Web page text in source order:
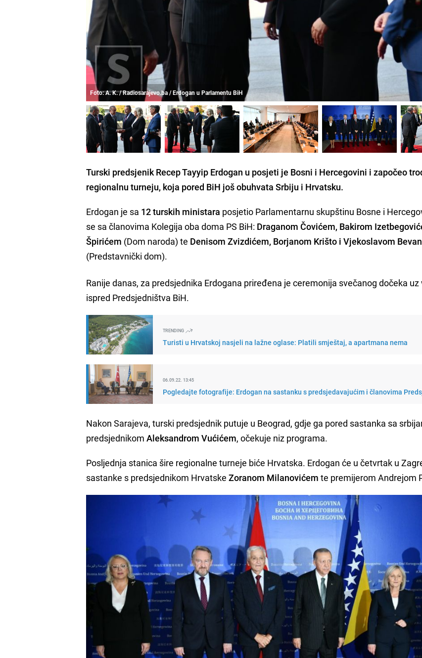
Foto: A. K. / Radiosarajevo.ba / Erdogan u Parlamentu BiH
Turski predsjenik Recep Tayyip Erdogan u posjeti je Bosni i Hercegovini i započeo
regionalnu turneju, koja pored BiH još obuhvata Srbiju i Hrvatsku.
Erdogan je sa 12 turskih ministara posjetio Parlamentarnu skupštinu Bosne i
se sa članovima Kolegija oba doma PS BiH: Draganom Čovićem, Bakirom
Špirićem (Dom naroda) te Denisom Zvizdićem, Borjanom Krišto i Vjekoslavom
(Predstavnički dom).
Ranije danas, za predsjednika Erdogana priređena je ceremonija svečanog dočeka
ispred Predsjedništva BiH.
TRENDING
Turisti u Hrvatskoj nasjeli na lažne oglase: Platili smještaj, a apartmana nema
06.09.22. 13:45
Pogledajte fotografije: Erdogan na sastanku s predsjedavajućim i članovima
Nakon Sarajeva, turski predsjednik putuje u Beograd, gdje ga pored sastanka sa
predsjednikom Aleksandrom Vućićem, očekuje niz programa.
Posljednja stanica šire regionalne turneje biće Hrvatska. Erdogan će u četvrtak u
sastanke s predsjednikom Hrvatske Zoranom Milanovićem te premijerom Andrejom